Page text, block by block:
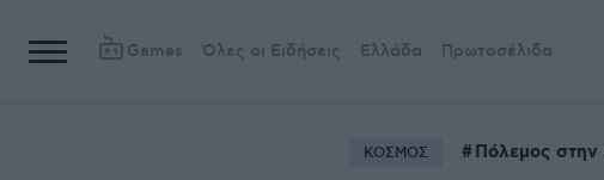
Games Όλες οι Ειδήσεις Ελλάδα Πρωτοσέλιδα
ΚΟΣΜΟΣ Πόλεμος